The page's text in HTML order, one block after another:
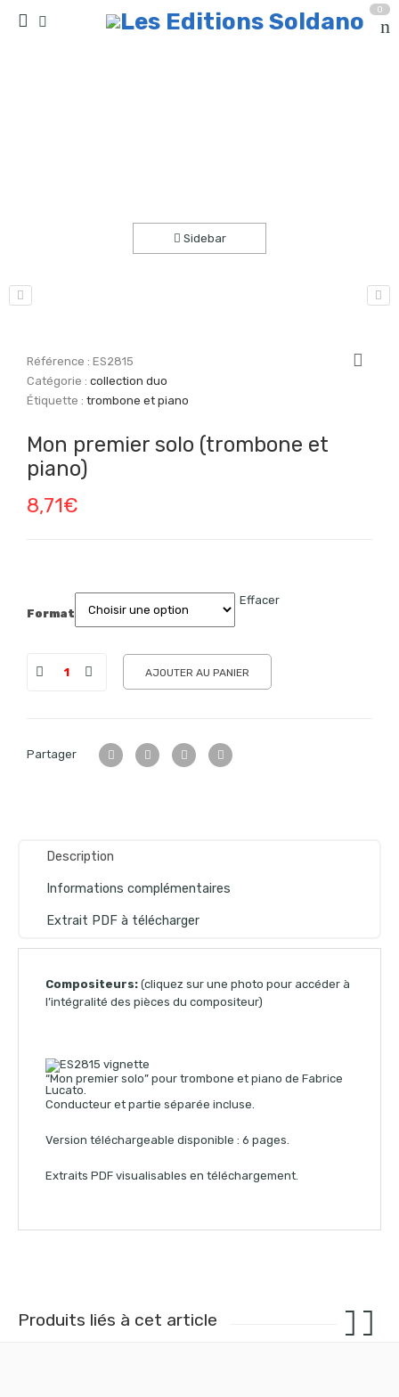
0
Sidebar
Référence :ES2815
Catégorie :collection duo
Étiquette :trombone et piano
Mon premier solo (trombone et
piano)
8,71€
Format
Effacer
AJOUTER AU PANIER
Partager
Description
Informations complémentaires
Extrait PDF à télécharger
Compositeurs: (cliquez sur une photo pour accéder à
l’intégralité des pièces du compositeur)
“Mon premier solo” pour trombone et piano de Fabrice
Lucato.
Conducteur et partie séparée incluse.
Version téléchargeable disponible : 6 pages.
Extraits PDF visualisables en téléchargement.
Produits liés à cet article